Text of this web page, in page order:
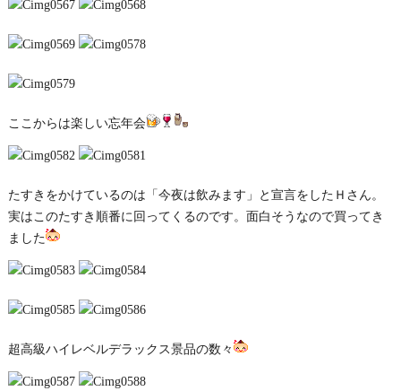
ここからは楽しい忘年会
たすきをかけているのは「今夜は飲みます」と宣言をしたＨさん。
実はこのたすき順番に回ってくるのです。面白そうなので買ってき
ました
超高級ハイレベルデラックス景品の数々